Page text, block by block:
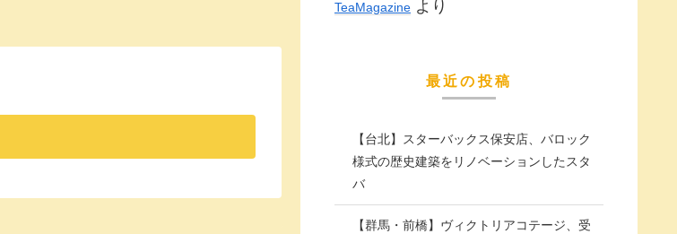
TeaMagazine より
最近の投稿
【台北】スターバックス保安店、バロック
様式の歴史建築をリノベーションしたスタ
バ
【群馬・前橋】ヴィクトリアコテージ、受